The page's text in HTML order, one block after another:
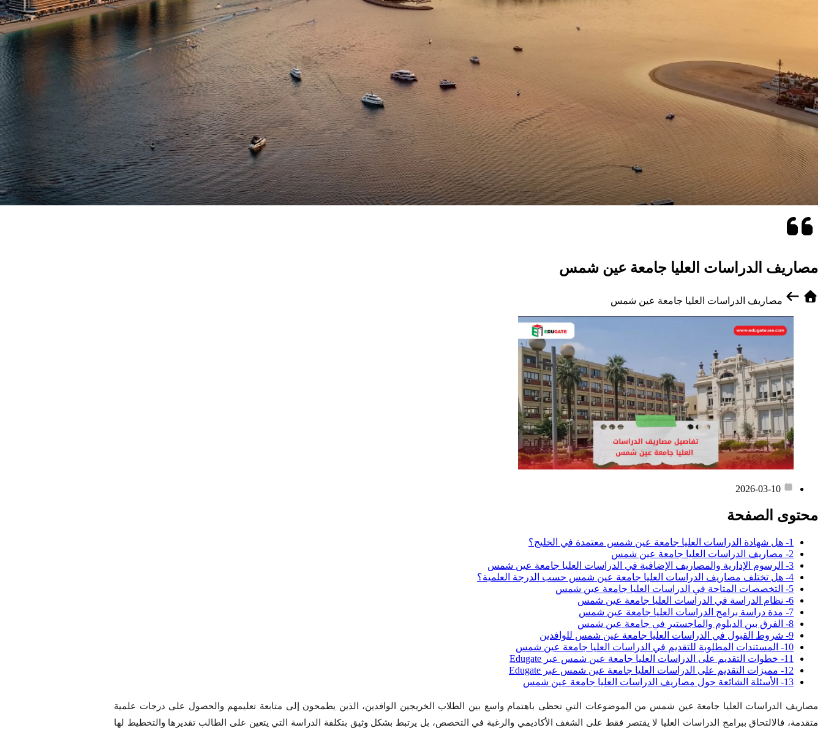
مصاريف الدراسات العليا جامعة عين شمس
مصاريف الدراسات العليا جامعة عين شمس
2026-03-10
محتوى الصفحة
1- هل شهادة الدراسات العليا جامعة عين شمس معتمدة في الخليج؟
2- مصاريف الدراسات العليا جامعة عين شمس
3- الرسوم الإدارية والمصاريف الإضافية في الدراسات العليا جامعة عين شمس
4- هل تختلف مصاريف الدراسات العليا جامعة عين شمس حسب الدرجة العلمية؟
5- التخصصات المتاحة في الدراسات العليا جامعة عين شمس
6- نظام الدراسة في الدراسات العليا جامعة عين شمس
7- مدة دراسة برامج الدراسات العليا جامعة عين شمس
8- الفرق بين الدبلوم والماجستير في جامعة عين شمس
9- شروط القبول في الدراسات العليا جامعة عين شمس للوافدين
10- المستندات المطلوبة للتقديم في الدراسات العليا جامعة عين شمس
11- خطوات التقديم على الدراسات العليا جامعة عين شمس عبر Edugate
12- مميزات التقديم على الدراسات العليا جامعة عين شمس عبر Edugate
13- الأسئلة الشائعة حول مصاريف الدراسات العليا جامعة عين شمس
مصاريف الدراسات العليا جامعة عين شمس من الموضوعات التي تحظى باهتمام واسع بين الطلاب الخريجين الوافدين، الذين يطمحون إلى متابعة تعليمهم والحصول على درجات علمية
متقدمة، فالالتحاق ببرامج الدراسات العليا لا يقتصر فقط على الشغف الأكاديمي والرغبة في التخصص، بل يرتبط بشكل وثيق بتكلفة الدراسة التي يتعين على الطالب تقديرها والتخطيط لها